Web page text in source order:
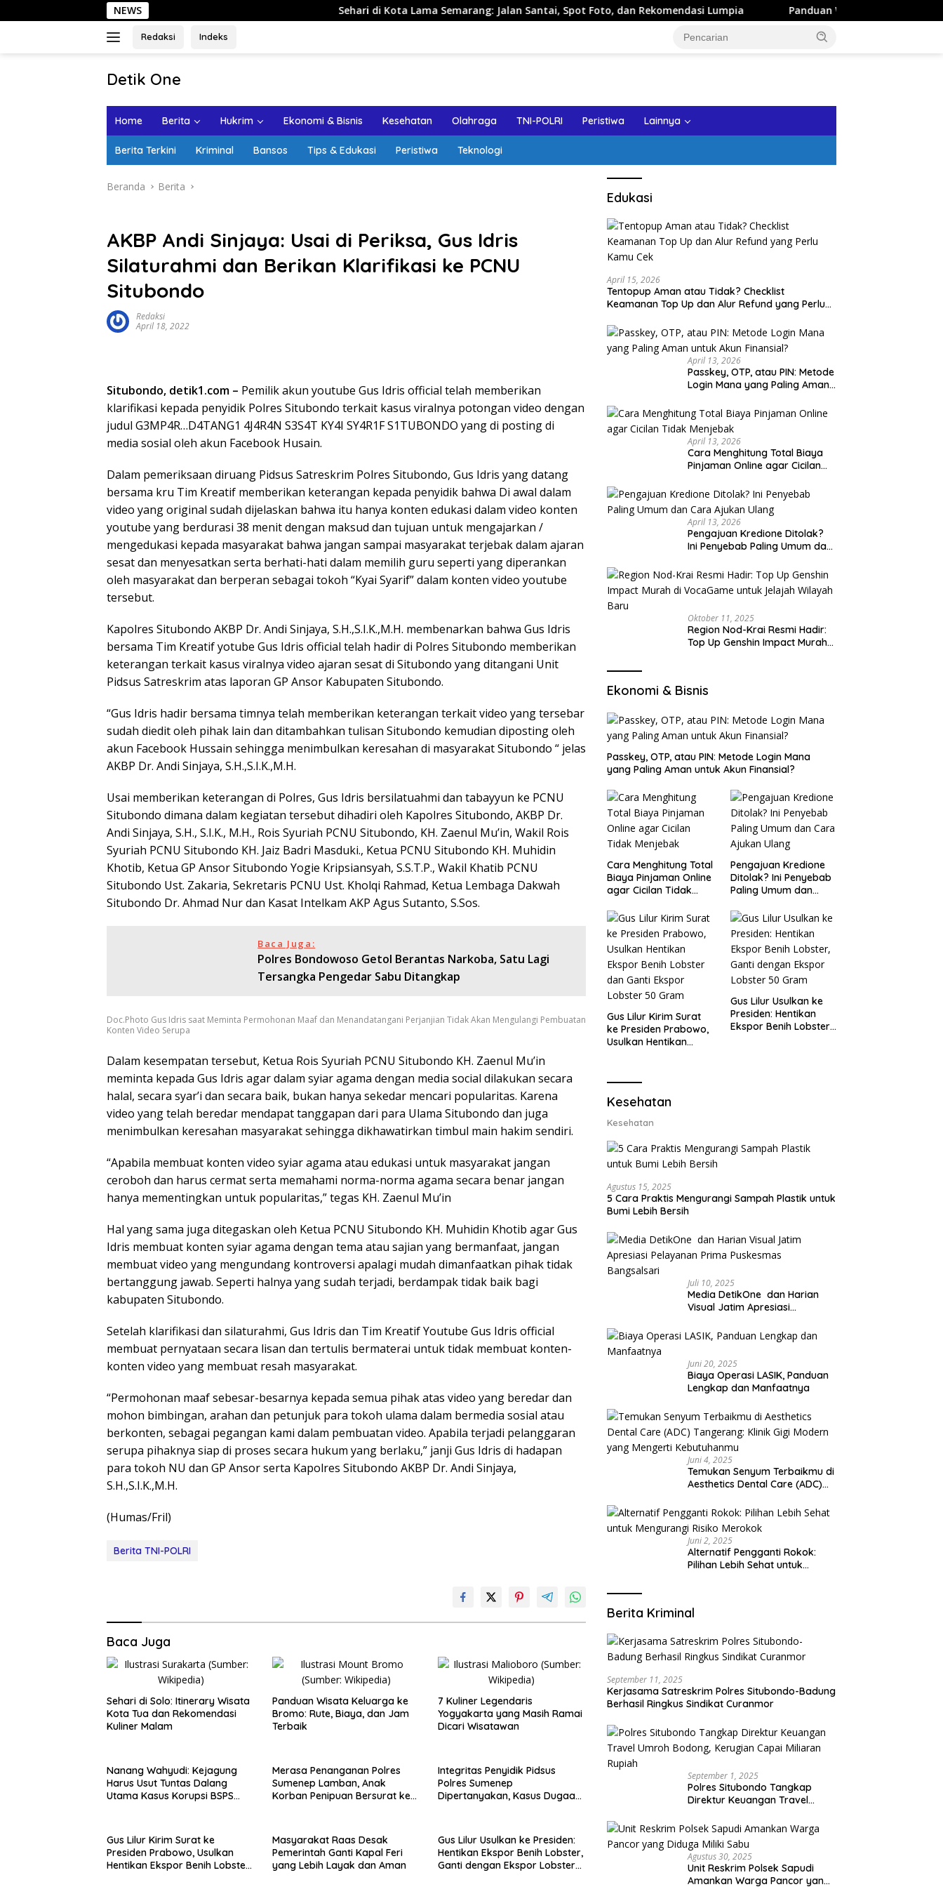
ke
NEWS Sehari di Kota Lama Semarang: Jalan Santai, Spot Foto, dan Rekomendasi Lumpia Panduan Wisata Keluarga ke Kota Batu:
Redaksi Indeks
Detik One
Ungkap
Home Berita Hukrim Ekonomi & Bisnis Kesehatan Olahraga TNI-POLRI Peristiwa Lainnya
Berita Terkini Kriminal Bansos Tips & Edukasi Peristiwa Teknologi
Beranda Berita
AKBP Andi Sinjaya: Usai di Periksa, Gus Idris
Silaturahmi dan Berikan Klarifikasi ke PCNU
Situbondo
Redaksi
April 18, 2022
Situbondo, detik1.com – Pemilik akun youtube Gus Idris official telah memberikan
klarifikasi kepada penyidik Polres Situbondo terkait kasus viralnya potongan video dengan
judul G3MP4R…D4TANG1 4J4R4N S3S4T KY4I SY4R1F S1TUBONDO yang di posting di
media sosial oleh akun Facebook Husain.
Dalam pemeriksaan diruang Pidsus Satreskrim Polres Situbondo, Gus Idris yang datang
bersama kru Tim Kreatif memberikan keterangan kepada penyidik bahwa Di awal dalam
video yang original sudah dijelaskan bahwa itu hanya konten edukasi dalam video konten
youtube yang berdurasi 38 menit dengan maksud dan tujuan untuk mengajarkan /
mengedukasi kepada masyarakat bahwa jangan sampai masyarakat terjebak dalam ajaran
sesat dan menyesatkan serta berhati-hati dalam memilih guru seperti yang diperankan
oleh masyarakat dan berperan sebagai tokoh “Kyai Syarif” dalam konten video youtube
tersebut.
Kapolres Situbondo AKBP Dr. Andi Sinjaya, S.H.,S.I.K.,M.H. membenarkan bahwa Gus Idris
bersama Tim Kreatif yotube Gus Idris official telah hadir di Polres Situbondo memberikan
keterangan terkait kasus viralnya video ajaran sesat di Situbondo yang ditangani Unit
Pidsus Satreskrim atas laporan GP Ansor Kabupaten Situbondo.
“Gus Idris hadir bersama timnya telah memberikan keterangan terkait video yang tersebar
sudah diedit oleh pihak lain dan ditambahkan tulisan Situbondo kemudian diposting oleh
akun Facebook Hussain sehingga menimbulkan keresahan di masyarakat Situbondo “ jelas
AKBP Dr. Andi Sinjaya, S.H.,S.I.K.,M.H.
Usai memberikan keterangan di Polres, Gus Idris bersilatuahmi dan tabayyun ke PCNU
Situbondo dimana dalam kegiatan tersebut dihadiri oleh Kapolres Situbondo, AKBP Dr.
Andi Sinjaya, S.H., S.I.K., M.H., Rois Syuriah PCNU Situbondo, KH. Zaenul Mu’in, Wakil Rois
Syuriah PCNU Situbondo KH. Jaiz Badri Masduki., Ketua PCNU Situbondo KH. Muhidin
Khotib, Ketua GP Ansor Situbondo Yogie Kripsiansyah, S.S.T.P., Wakil Khatib PCNU
Situbondo Ust. Zakaria, Sekretaris PCNU Ust. Kholqi Rahmad, Ketua Lembaga Dakwah
Situbondo Dr. Ahmad Nur dan Kasat Intelkam AKP Agus Sutanto, S.Sos.
Baca Juga:
Polres Bondowoso Getol Berantas Narkoba, Satu Lagi
Tersangka Pengedar Sabu Ditangkap
Doc.Photo Gus Idris saat Meminta Permohonan Maaf dan Menandatangani Perjanjian Tidak Akan Mengulangi Pembuatan
Konten Video Serupa
Dalam kesempatan tersebut, Ketua Rois Syuriah PCNU Situbondo KH. Zaenul Mu’in
meminta kepada Gus Idris agar dalam syiar agama dengan media social dilakukan secara
halal, secara syar’i dan secara baik, bukan hanya sekedar mencari popularitas. Karena
video yang telah beredar mendapat tanggapan dari para Ulama Situbondo dan juga
menimbulkan keresahan masyarakat sehingga dikhawatirkan timbul main hakim sendiri.
“Apabila membuat konten video syiar agama atau edukasi untuk masyarakat jangan
ceroboh dan harus cermat serta memahami norma-norma agama secara benar jangan
hanya mementingkan untuk popularitas,” tegas KH. Zaenul Mu’in
Hal yang sama juga ditegaskan oleh Ketua PCNU Situbondo KH. Muhidin Khotib agar Gus
Idris membuat konten syiar agama dengan tema atau sajian yang bermanfaat, jangan
membuat video yang mengundang kontroversi apalagi mudah dimanfaatkan pihak tidak
bertanggung jawab. Seperti halnya yang sudah terjadi, berdampak tidak baik bagi
kabupaten Situbondo.
Setelah klarifikasi dan silaturahmi, Gus Idris dan Tim Kreatif Youtube Gus Idris official
membuat pernyataan secara lisan dan tertulis bermaterai untuk tidak membuat konten-
konten video yang membuat resah masyarakat.
“Permohonan maaf sebesar-besarnya kepada semua pihak atas video yang beredar dan
mohon bimbingan, arahan dan petunjuk para tokoh ulama dalam bermedia sosial atau
berkonten, sebagai pegangan kami dalam pembuatan video. Apabila terjadi pelanggaran
serupa pihaknya siap di proses secara hukum yang berlaku,” janji Gus Idris di hadapan
para tokoh NU dan GP Ansor serta Kapolres Situbondo AKBP Dr. Andi Sinjaya,
S.H.,S.I.K.,M.H.
(Humas/Fril)
Berita TNI-POLRI
Baca Juga
Sehari di Solo: Itinerary Wisata
Kota Tua dan Rekomendasi
Kuliner Malam
Panduan Wisata Keluarga ke
Bromo: Rute, Biaya, dan Jam
Terbaik
7 Kuliner Legendaris
Yogyakarta yang Masih Ramai
Dicari Wisatawan
Nanang Wahyudi: Kejagung
Harus Usut Tuntas Dalang
Utama Kasus Korupsi BSPS
Merasa Penanganan Polres
Sumenep Lamban, Anak
Korban Penipuan Bersurat ke
Integritas Penyidik Pidsus
Polres Sumenep
Dipertanyakan, Kasus Dugaan
Gus Lilur Kirim Surat ke
Presiden Prabowo, Usulkan
Hentikan Ekspor Benih Lobster
Masyarakat Raas Desak
Pemerintah Ganti Kapal Feri
yang Lebih Layak dan Aman
Gus Lilur Usulkan ke Presiden:
Hentikan Ekspor Benih Lobster,
Ganti dengan Ekspor Lobster
Edukasi
April 15, 2026
Tentopup Aman atau Tidak? Checklist
Keamanan Top Up dan Alur Refund yang Perlu
April 13, 2026
Passkey, OTP, atau PIN: Metode
Login Mana yang Paling Aman
April 13, 2026
Cara Menghitung Total Biaya
Pinjaman Online agar Cicilan
April 13, 2026
Pengajuan Kredione Ditolak?
Ini Penyebab Paling Umum dan
Oktober 11, 2025
Region Nod-Krai Resmi Hadir:
Top Up Genshin Impact Murah
Ekonomi & Bisnis
Passkey, OTP, atau PIN: Metode Login Mana
yang Paling Aman untuk Akun Finansial?
Cara Menghitung Total
Biaya Pinjaman Online
agar Cicilan Tidak
Pengajuan Kredione
Ditolak? Ini Penyebab
Paling Umum dan
Gus Lilur Kirim Surat
ke Presiden Prabowo,
Usulkan Hentikan
Lobster 50 Gram
Gus Lilur Usulkan ke
Presiden: Hentikan
Ekspor Benih Lobster,
Kesehatan
Kesehatan
Agustus 15, 2025
5 Cara Praktis Mengurangi Sampah Plastik untuk
Bumi Lebih Bersih
Juli 10, 2025
Media DetikOne dan Harian
Visual Jatim Apresiasi
Bangsalsari
Juni 20, 2025
Biaya Operasi LASIK, Panduan
Lengkap dan Manfaatnya
Juni 4, 2025
Temukan Senyum Terbaikmu di
Aesthetics Dental Care (ADC)
yang Mengerti Kebutuhanmu
Juni 2, 2025
Alternatif Pengganti Rokok:
Pilihan Lebih Sehat untuk
Berita Kriminal
September 11, 2025
Kerjasama Satreskrim Polres Situbondo-Badung
Berhasil Ringkus Sindikat Curanmor
September 1, 2025
Polres Situbondo Tangkap
Direktur Keuangan Travel
Capai Miliaran Rupiah
Agustus 30, 2025
Unit Reskrim Polsek Sapudi
Amankan Warga Pancor yang